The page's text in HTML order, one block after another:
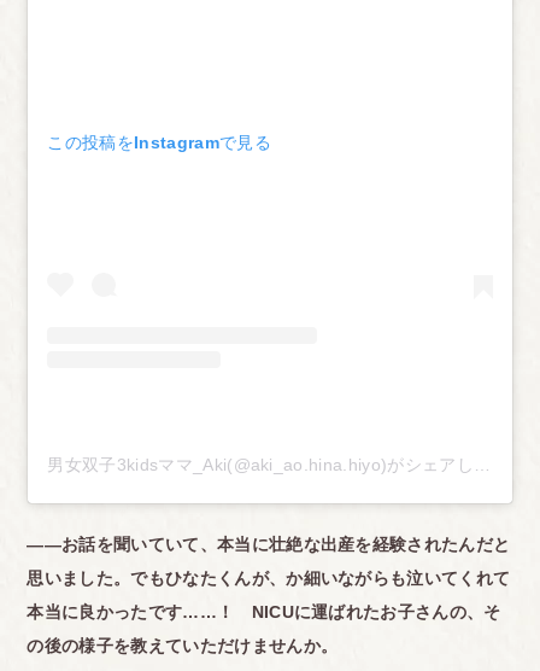
この投稿をInstagramで見る
――お話を聞いていて、本当に壮絶な出産を経験されたんだと
思いました。でもひなたくんが、か細いながらも泣いてくれて
本当に良かったです……！ NICUに運ばれたお子さんの、そ
の後の様子を教えていただけませんか。